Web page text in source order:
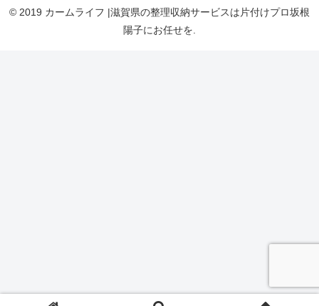
© 2019 カームライフ |滋賀県の整理収納サービスは片付けプロ坂根
陽子にお任せを.